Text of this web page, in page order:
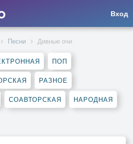
Вход
Песни Дивные очи
ПОП
РАЗНОЕ
СОАВТОРСКАЯ НАРОДНАЯ